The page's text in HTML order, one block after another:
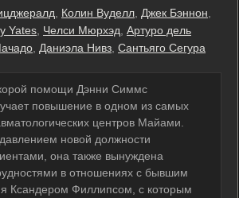
Колин Вуделл Джек Бэннон
Yates Челси Мюрхэд Артуро дель
Даниэла Нивз Сантьяго Сегура
помощи Дэнни Симмс
повышение в одном из самых
центров Майами.
новой должности
она также вынуждена
в отношениях с бывшим
Ксандером Филлипсом, с которым